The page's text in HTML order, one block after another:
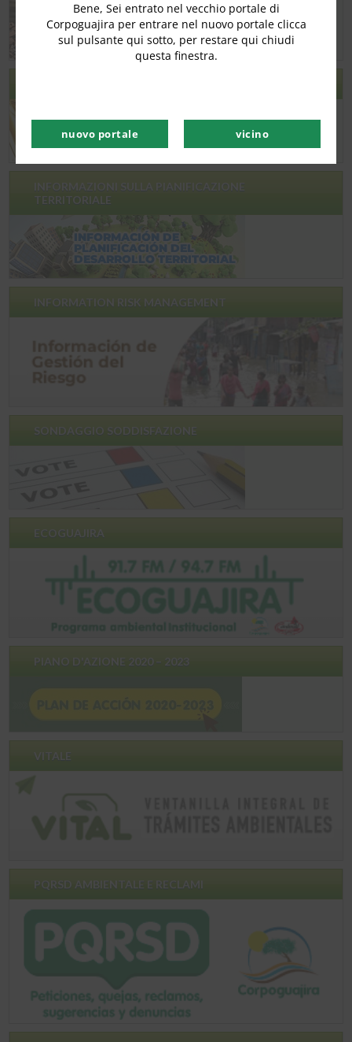
TERRITORIALE
INFORMATION RISK MANAGEMENT
SONDAGGIO SODDISFAZIONE
ECOGUAJIRA
PIANO D'AZIONE 2020 – 2023
VITALE
PQRSD AMBIENTALE E RECLAMI
Bene, Sei entrato nel vecchio portale di
Corpoguajira per entrare nel nuovo portale clicca
sul pulsante qui sotto, per restare qui chiudi
questa finestra.
nuovo portale vicino